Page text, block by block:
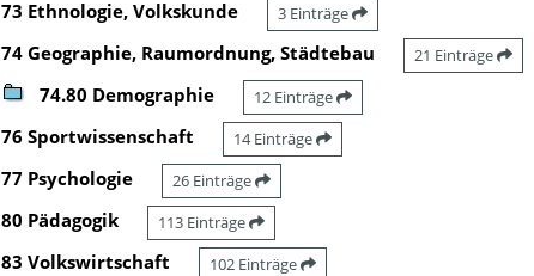
73 Ethnologie, Volkskunde 3 Einträge
74 Geographie, Raumordnung, Städtebau 21 Einträge
74.80 Demographie 12 Einträge
76 Sportwissenschaft 14 Einträge
77 Psychologie 26 Einträge
80 Pädagogik 113 Einträge
83 Volkswirtschaft 102 Einträge